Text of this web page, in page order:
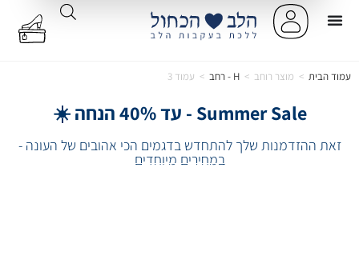
עמוד הבית > מוצר רוחב > H - רחב > עמוד 3
Summer Sale - עד 40% הנחה ☀️
זאת ההזדמנות שלך להתחדש בדגמים הכי אהובים של העונה -
במחירים מיוחדים